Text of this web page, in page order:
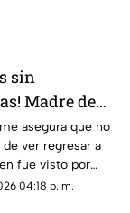
sin
Madre de
mantiene
de
con vida
asegura que no
ver regresar a
fue visto por
30 de julio de
04:18 p. m.